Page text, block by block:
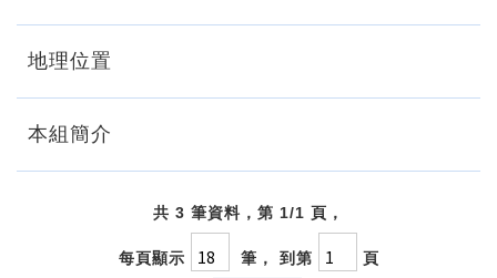
地理位置
本組簡介
共 3 筆資料，第 1/1 頁，
每頁顯示 筆， 到第 頁